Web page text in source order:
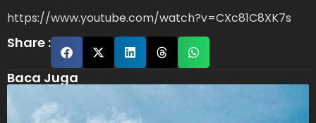
https://www.youtube.com/watch?v=CXc81C8XK7s
Share :
Baca Juga